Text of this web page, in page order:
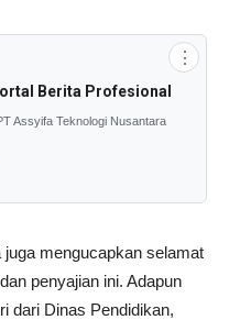
⋮
Berita Profesional
Assyifa Teknologi Nusantara
mengucapkan selamat
penyajian ini. Adapun
dari Dinas Pendidikan,